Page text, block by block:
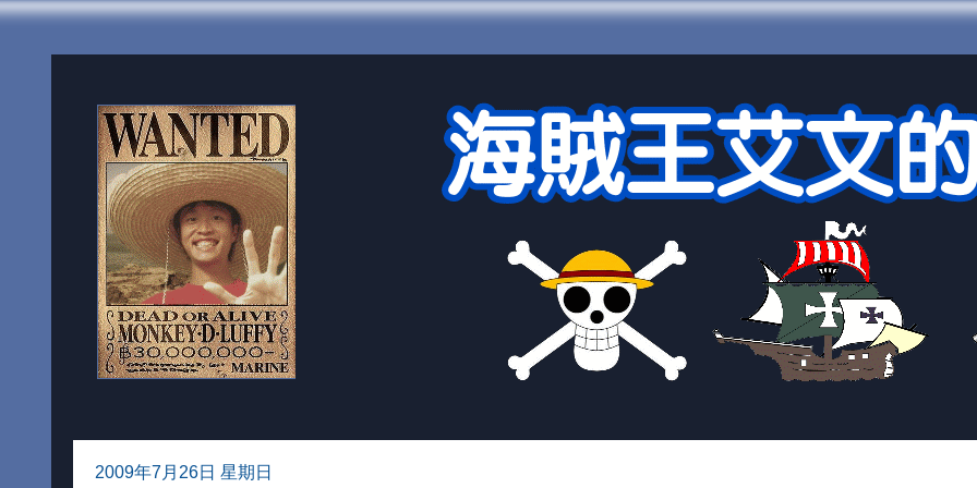
2009年7月26日 星期日